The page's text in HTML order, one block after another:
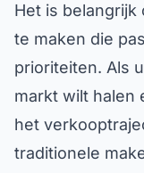
Het is
te maken die
prioriteiten. Als
markt wilt halen
het
traditionele